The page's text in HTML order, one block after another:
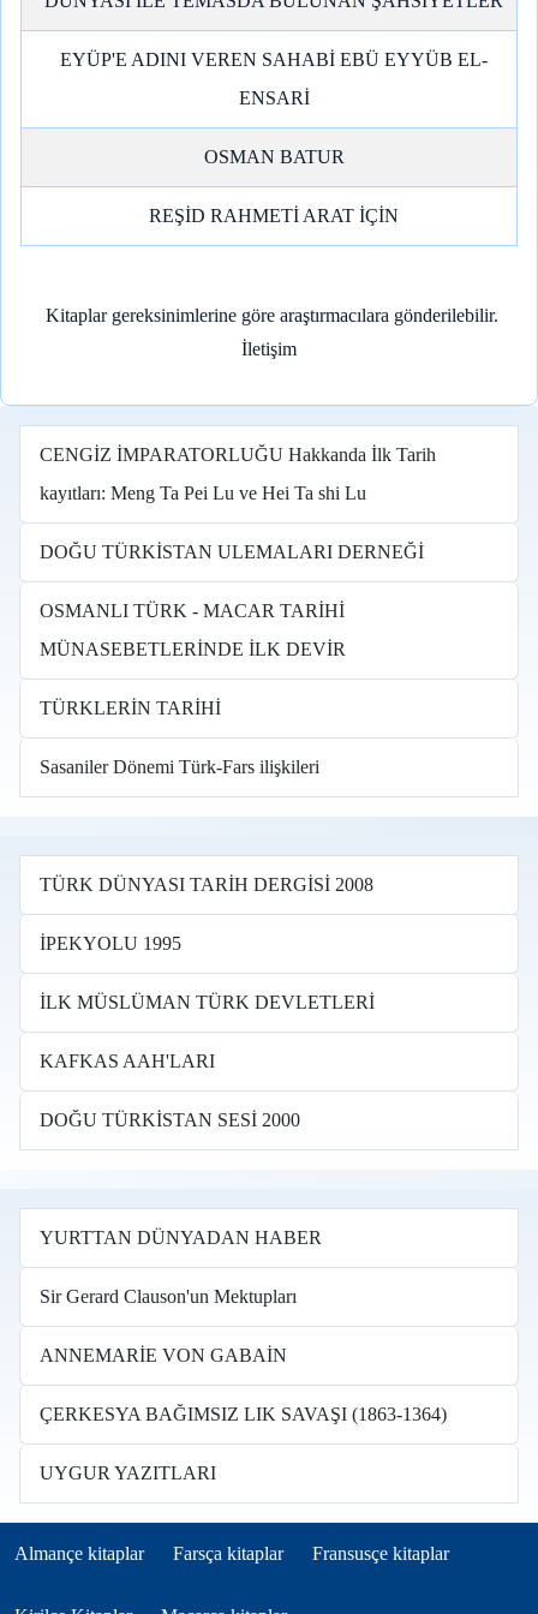
EYÜP'E ADINI VEREN SAHABİ EBÜ EYYÜB EL-
ENSARİ
OSMAN BATUR
REŞİD RAHMETİ ARAT İÇİN
Kitaplar gereksinimlerine göre araştırmacılara gönderilebilir.
İletişim
CENGİZ İMPARATORLUĞU Hakkanda İlk Tarih
kayıtları: Meng Ta Pei Lu ve Hei Ta shi Lu
DOĞU TÜRKİSTAN ULEMALARI DERNEĞİ
OSMANLI TÜRK - MACAR TARİHİ
MÜNASEBETLERİNDE İLK DEVİR
TÜRKLERİN TARİHİ
Sasaniler Dönemi Türk-Fars ilişkileri
TÜRK DÜNYASI TARİH DERGİSİ 2008
İPEKYOLU 1995
İLK MÜSLÜMAN TÜRK DEVLETLERİ
KAFKAS AAH'LARI
DOĞU TÜRKİSTAN SESİ 2000
YURTTAN DÜNYADAN HABER
Sir Gerard Clauson'un Mektupları
ANNEMARİE VON GABAİN
ÇERKESYA BAĞIMSIZ LIK SAVAŞI (1863-1364)
UYGUR YAZITLARI
Books in other languages tr
Almançe kitaplar
(opens in new tab) Farsça kitaplar
(opens in new tab) Fransusçe kitaplar
(opens in new tab)